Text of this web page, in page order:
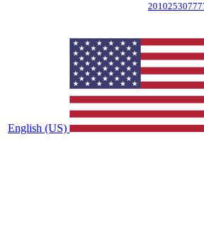
English (US)